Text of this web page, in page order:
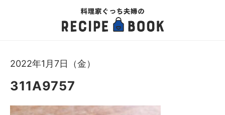
2022年1月7日（金）
311A9757